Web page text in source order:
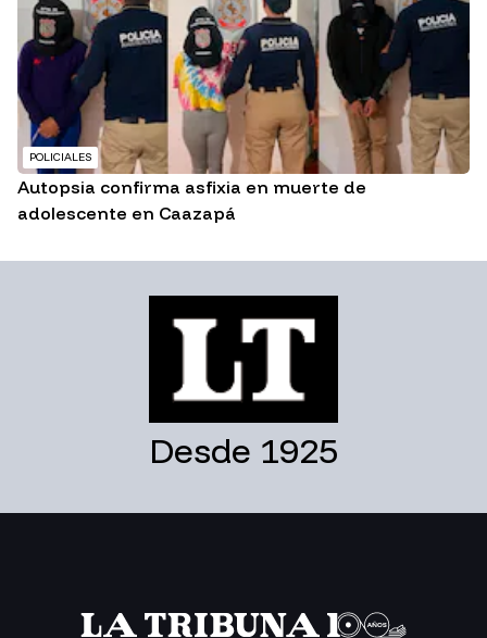
POLICIALES
Autopsia confirma asfixia en muerte de
adolescente en Caazapá
Desde 1925